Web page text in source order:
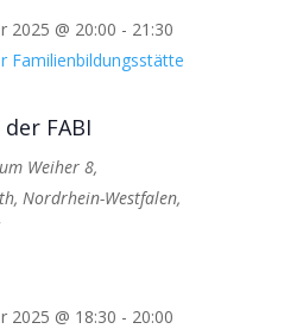
FABI
2025 @ 20:00 - 21:30
Familienbildungsstätte
Weiher 8,
Nordrhein-Westfalen,
2025 @ 18:30 - 20:00